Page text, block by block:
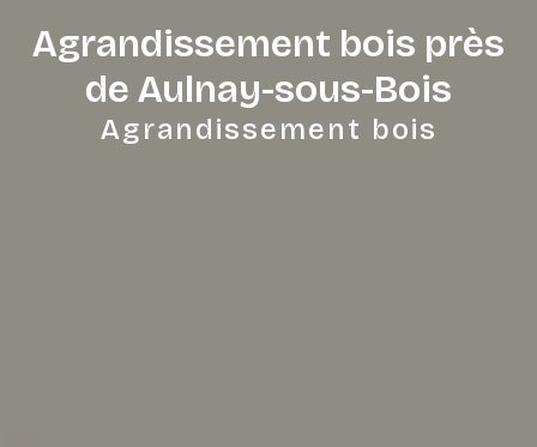
Agrandissement bois près
de Aulnay-sous-Bois
Agrandissement bois